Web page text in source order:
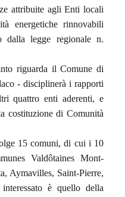
attribuite agli Enti locali
energetiche rinnovabili
dalla legge regionale n.
riguarda il Comune di
- disciplinerà i rapporti
quattro enti aderenti, e
costituzione di Comunità
15 comuni, di cui i 10
Valdôtaines Mont-
Aymavilles, Saint-Pierre,
è quello della